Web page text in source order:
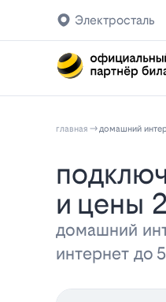
Электросталь
главная домашний
Подключение домашнего интернета Билайн в Электростали: тарифы
и цены
домашний
интернет до